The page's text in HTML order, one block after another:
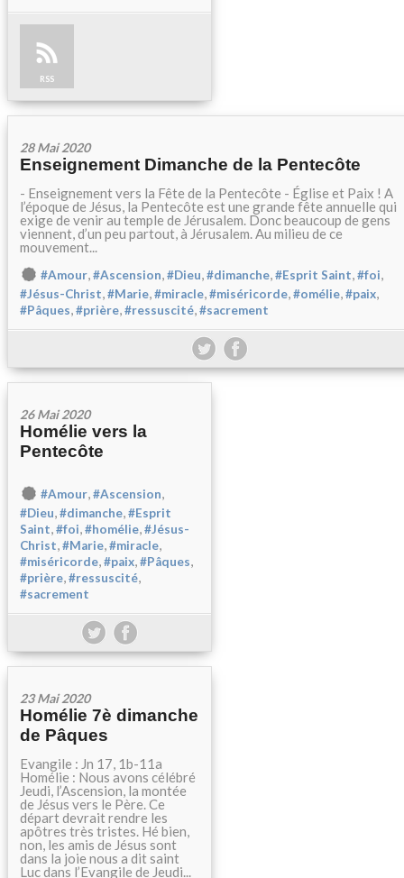
RSS
28 Mai 2020
Enseignement Dimanche de la Pentecôte
- Enseignement vers la Fête de la Pentecôte - Église et Paix ! A
l’époque de Jésus, la Pentecôte est une grande fête annuelle qui
exige de venir au temple de Jérusalem. Donc beaucoup de gens
viennent, d’un peu partout, à Jérusalem. Au milieu de ce
mouvement...
#Amour,#Ascension,#Dieu,#dimanche,#Esprit Saint,#foi,
#Jésus-Christ,#Marie,#miracle,#miséricorde,#omélie,#paix,
#Pâques,#prière,#ressuscité,#sacrement
26 Mai 2020
Homélie vers la
Pentecôte
#Amour,#Ascension,
#Dieu,#dimanche,#Esprit
Saint,#foi,#homélie,#Jésus-
Christ,#Marie,#miracle,
#miséricorde,#paix,#Pâques,
#prière,#ressuscité,
#sacrement
23 Mai 2020
Homélie 7è dimanche
de Pâques
Evangile : Jn 17, 1b-11a
Homélie : Nous avons célébré
Jeudi, l’Ascension, la montée
de Jésus vers le Père. Ce
départ devrait rendre les
apôtres très tristes. Hé bien,
non, les amis de Jésus sont
dans la joie nous a dit saint
Luc dans l’Evangile de Jeudi...